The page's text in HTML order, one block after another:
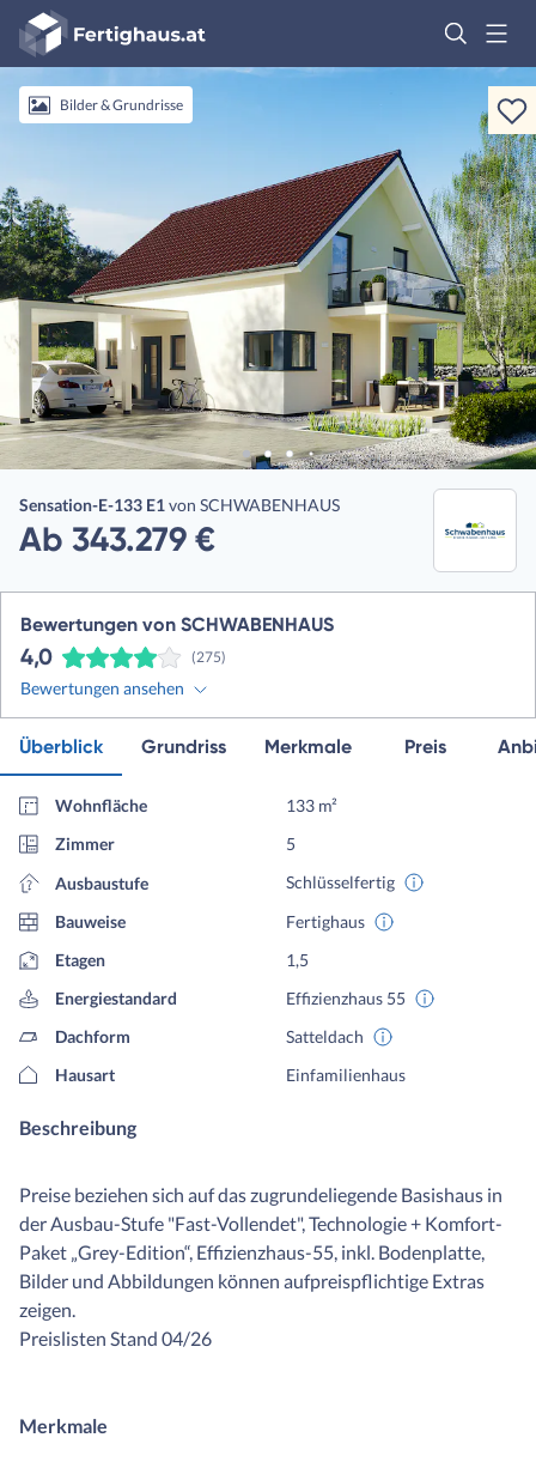
Fertighaus
Logo
AnmeldenBilder & Grundrisse
Sensation-E-133 E1von SCHWABENHAUS
Ab 343.279 €
Bewertungen von SCHWABENHAUS
4,0 (275)
Bewertungen ansehen
Überblick Grundriss Merkmale Preis
Wohnfläche
133 m²
Zimmer
5
Ausbaustufe
Schlüsselfertig
Bauweise
Fertighaus
Etagen
1,5
Energiestandard
Effizienzhaus 55
Dachform
Satteldach
Hausart
Einfamilienhaus
Beschreibung
Preise beziehen sich auf das zugrundeliegende Basishaus in
der Ausbau-Stufe "Fast-Vollendet", Technologie + Komfort-
Paket „Grey-Edition“, Effizienzhaus-55, inkl. Bodenplatte,
Bilder und Abbildungen können aufpreispflichtige Extras
zeigen.
Preislisten Stand 04/26
Merkmale